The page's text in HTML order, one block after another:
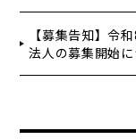
【募集告知】令
法人の募集開始に